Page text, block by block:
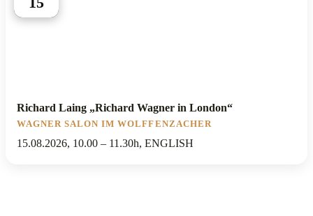
Richard Laing „Richard Wagner in London“
WAGNER SALON IM WOLFFENZACHER
15.08.2026, 10.00 – 11.30h, ENGLISH